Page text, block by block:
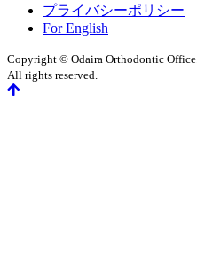
プライバシーポリシー
For English
Copyright © Odaira Orthodontic Office.
All rights reserved.